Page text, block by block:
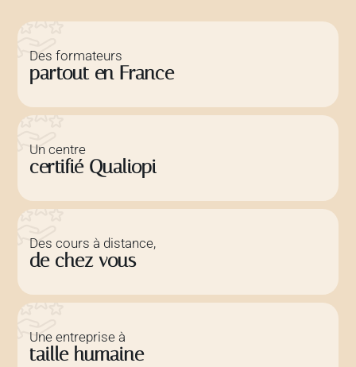
Des formateurs
partout en France
Un centre
certifié Qualiopi
Des cours à distance,
de chez vous
Une entreprise à
taille humaine